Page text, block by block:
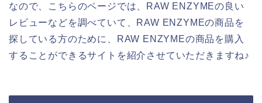
なので、こちらのページでは、RAW ENZYMEの良い
レビューなどを調べていて、RAW ENZYMEの商品を
探している方のために、RAW ENZYMEの商品を購入
することができるサイトを紹介させていただきますね♪